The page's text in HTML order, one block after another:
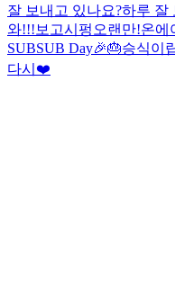
잘 보내고 있나요?하루 잘
와!!!보고시펑 오랜만!온에
SUBSUB Day🎉🎂승식이
다시❤️